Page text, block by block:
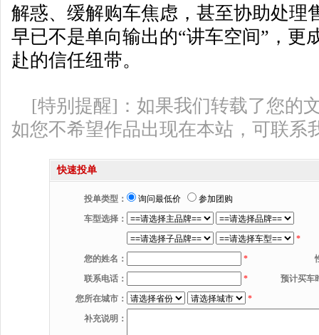
解惑、缓解购车焦虑，甚至协助处理
早已不是单向输出的“讲车空间”，更
赴的信任纽带。
[特别提醒]：如果我们转载了您的
如您不希望作品出现在本站，可联系
快速投单
投单类型： 询问最低价
参加团购
车型选择：
*
您的姓名：
*
联系电话：
*
预计买车
您所在城市：
*
补充说明：